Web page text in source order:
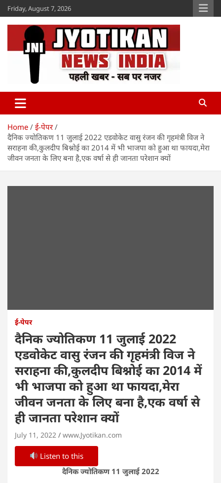
Skip
to
content
Friday, August 7, 2026
Jyotikan
Home
ई-पेपर
दैनिक ज्योतिकण 11 जुलाई 2022 एडवोकेट वासु रंजन की गृहमंत्री विज ने
सराहना की,कुलदीप बिश्नोई का 2014 में भी भाजपा को हुआ था फायदा,मेरा
जीवन जनता के लिए बना है,एक वर्षा से ही जानता परेशान क्यों
ई-पेपर
दैनिक ज्योतिकण 11 जुलाई 2022
एडवोकेट वासु रंजन की गृहमंत्री विज ने
सराहना की,कुलदीप बिश्नोई का 2014 में
भी भाजपा को हुआ था फायदा,मेरा
जीवन जनता के लिए बना है,एक वर्षा से
ही जानता परेशान क्यों
July 11, 2022 www.Jyotikan.com
Listen to this
दैनिक ज्योतिकण 11 जुलाई 2022